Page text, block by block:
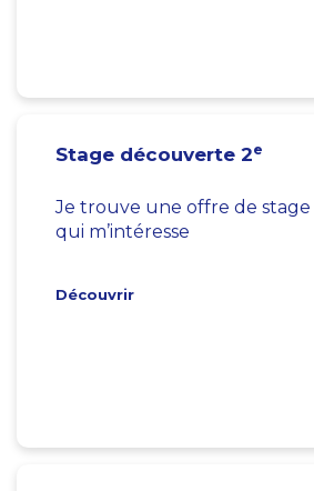
Stage découverte 2e
Je trouve une offre de stage
qui m’intéresse
Découvrir